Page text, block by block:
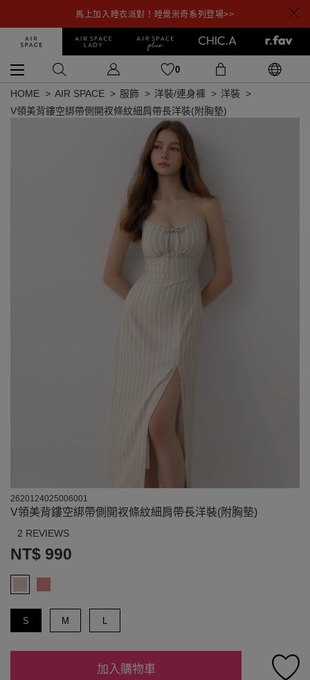
馬上加入睡衣派對！睡覺米奇系列登場>>
0
HOME AIR SPACE 服飾 洋裝/連身褲
洋裝
V領美背鏤空綁帶側開衩條紋細肩帶長洋裝(附胸墊)
2620124025006001
V領美背鏤空綁帶側開衩條紋細肩帶長洋裝(附胸墊)
2 REVIEWS
NT$ 990
S M L
加入購物車